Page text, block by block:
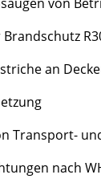
an
Transport-
nach